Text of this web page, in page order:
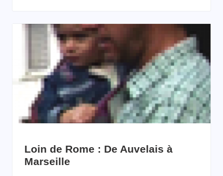
Loin de Rome : De Auvelais à
Marseille